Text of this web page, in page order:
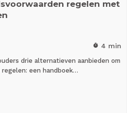
regelen met
timer 4 min
drie alternatieven aanbieden om
een handboek…